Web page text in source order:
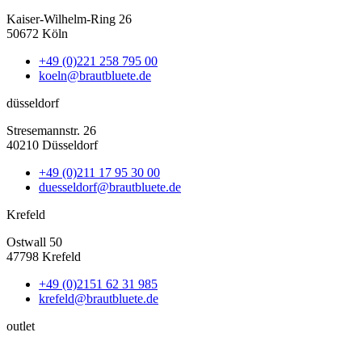
Kaiser-Wilhelm-Ring 26
50672 Köln
+49 (0)221 258 795 00
koeln@brautbluete.de
düsseldorf
Stresemannstr. 26
40210 Düsseldorf
+49 (0)211 17 95 30 00
duesseldorf@brautbluete.de
Krefeld
Ostwall 50
47798 Krefeld
+49 (0)2151 62 31 985
krefeld@brautbluete.de
outlet